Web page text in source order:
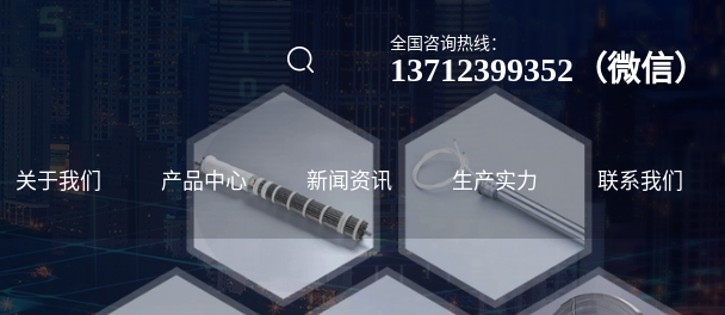
全国咨询热线：
13712399352（微信）
关于我们 产品中心 新闻资讯 生产实力 联系我们